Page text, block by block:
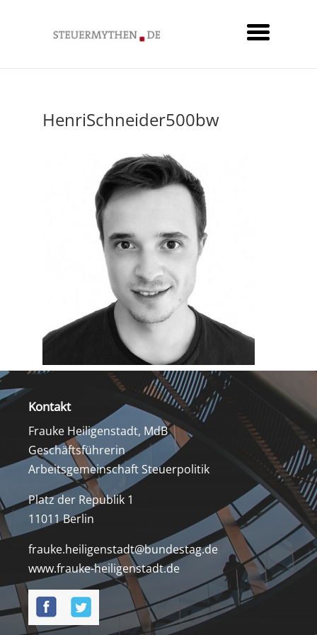
HenriSchneider500bw
Kontakt
Frauke Heiligenstadt, MdB
Geschäftsführerin
Arbeitsgemeinschaft Steuerpolitik
Platz der Republik 1
11011 Berlin
frauke.heiligenstadt@bundestag.de
www.frauke-heiligenstadt.de